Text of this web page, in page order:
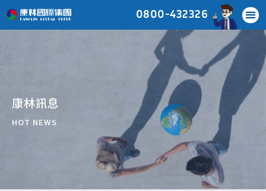
0800-432326
康林訊息
HOT NEWS